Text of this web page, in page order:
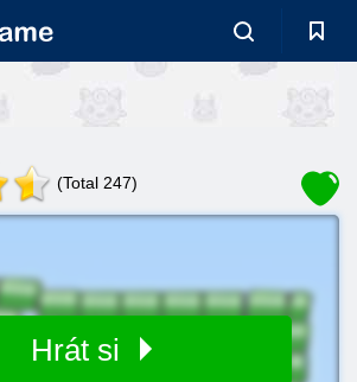
(Total 247)
Hrát si